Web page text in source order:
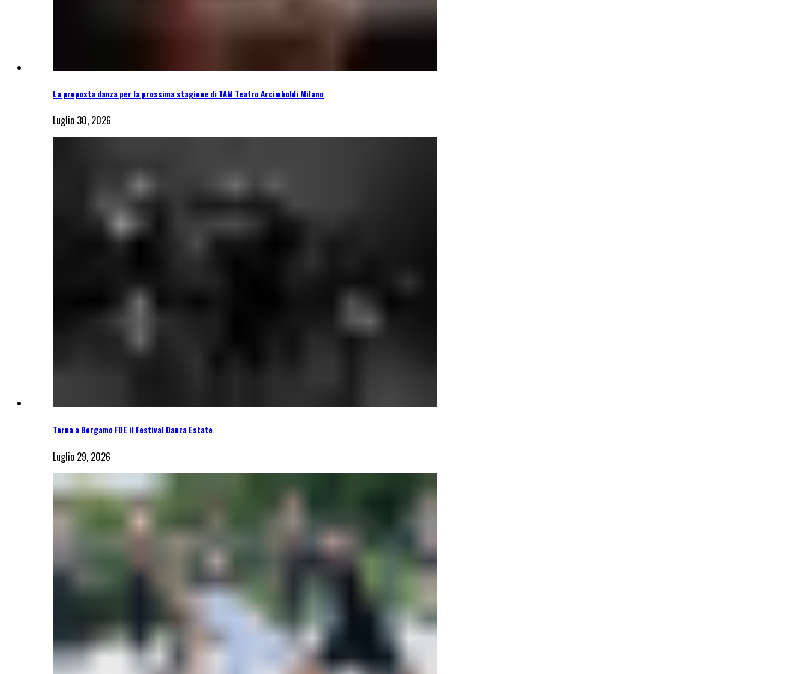
La proposta danza per la prossima stagione di TAM Teatro Arcimboldi Milano
Luglio 30, 2026
Torna a Bergamo FDE il Festival Danza Estate
Luglio 29, 2026